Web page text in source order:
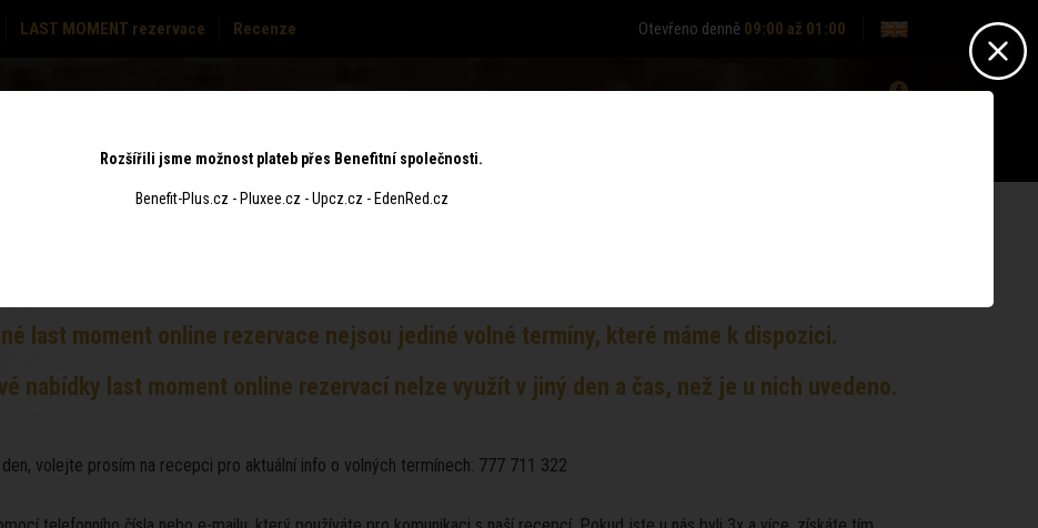
LAST MOMENT rezervace Recenze Otevřeno denně 09:00 až 01:00
last moment online rezervace nejsou jediné volné termíny, které máme k dispozici.
nabídky last moment online rezervací nelze využít v jiný den a čas, než je u nich uvedeno.
volejte prosím na recepci pro aktuální info o volných termínech: 777 711 322
Rozšířili jsme možnost plateb přes Benefitní společnosti.
Benefit-Plus.cz - Pluxee.cz - Upcz.cz - EdenRed.cz